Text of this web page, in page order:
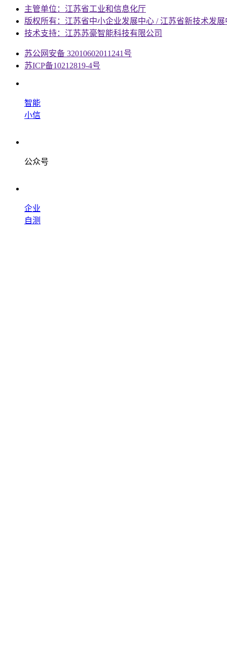
主管单位：江苏省工业和信息化厅
版权所有：江苏省中小企业发展中心 / 江苏省新技术发展
技术支持：江苏苏豪智能科技有限公司
苏公网安备 32010602011241号
苏ICP备10212819-4号
智能
小信
公众号
企业
自测